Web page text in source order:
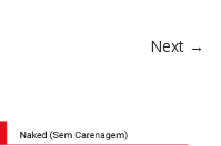
Next →